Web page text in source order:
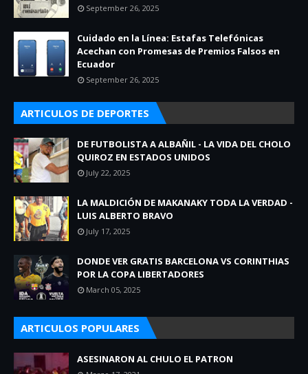
September 26, 2025
Cuidado en la Línea: Estafas Telefónicas
Acechan con Promesas de Premios Falsos en
Ecuador
September 26, 2025
ARTICULOS DE DEPORTES
DE FUTBOLISTA A ALBAÑIL - LA VIDA DEL CHOLO
QUIROZ EN ESTADOS UNIDOS
July 22, 2025
LA MALDICIÓN DE MAKANAKY TODA LA VERDAD -
LUIS ALBERTO BRAVO
July 17, 2025
DONDE VER GRATIS BARCELONA VS CORINTHIAS
POR LA COPA LIBERTADORES
March 05, 2025
ARTICULOS POPULARES
ASESINARON AL CHULO EL PATRON